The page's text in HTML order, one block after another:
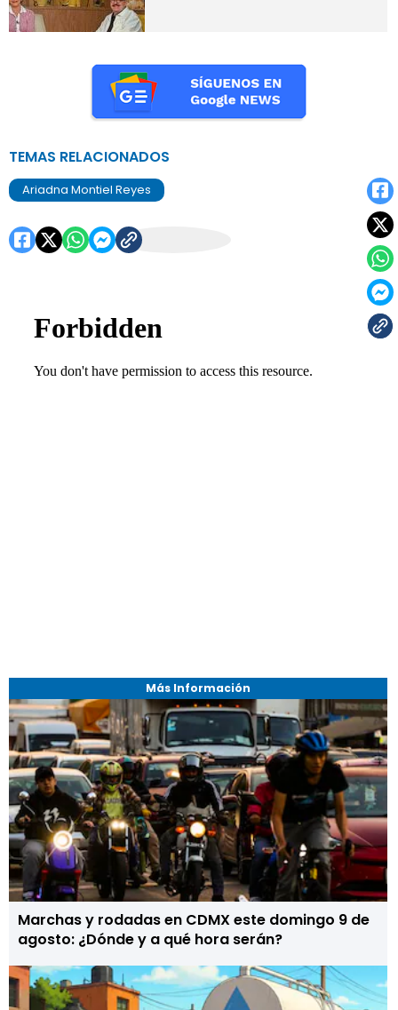
Más Información
Marchas y rodadas en CDMX este domingo 9 de
agosto: ¿Dónde y a qué hora serán?
TEMAS RELACIONADOS
Ariadna Montiel Reyes